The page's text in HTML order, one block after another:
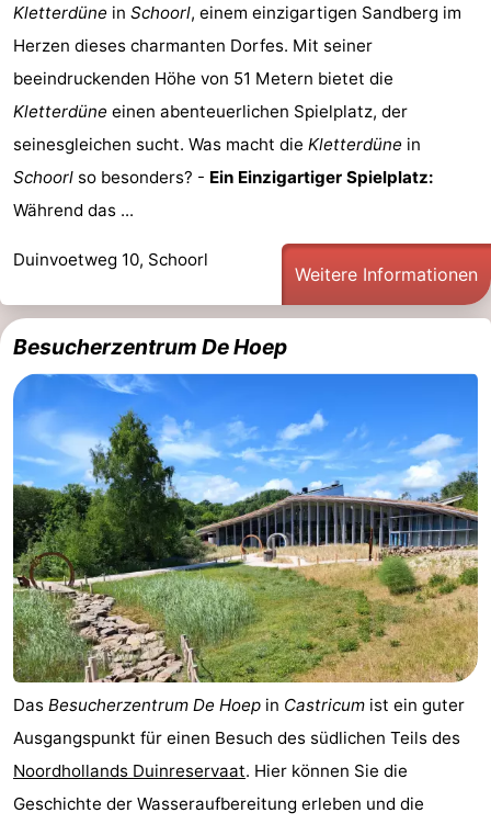
Kletterdüne in Schoorl, einem einzigartigen Sandberg im
Herzen dieses charmanten Dorfes. Mit seiner
beeindruckenden Höhe von 51 Metern bietet die
Kletterdüne einen abenteuerlichen Spielplatz, der
seinesgleichen sucht. Was macht die Kletterdüne in
Schoorl so besonders? - Ein Einzigartiger Spielplatz:
Während das ...
Duinvoetweg 10, Schoorl
Weitere Informationen
Besucherzentrum De Hoep
Das Besucherzentrum De Hoep in Castricum ist ein guter
Ausgangspunkt für einen Besuch des südlichen Teils des
Noordhollands Duinreservaat. Hier können Sie die
Geschichte der Wasseraufbereitung erleben und die